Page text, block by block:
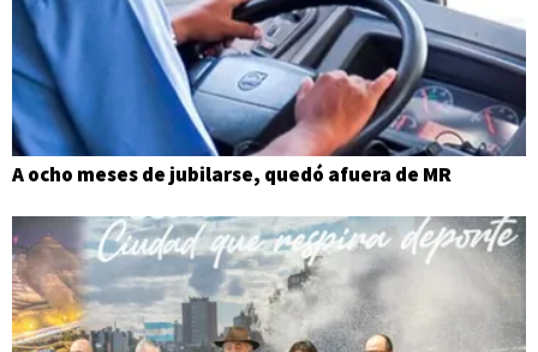
A ocho meses de jubilarse, quedó afuera de MR